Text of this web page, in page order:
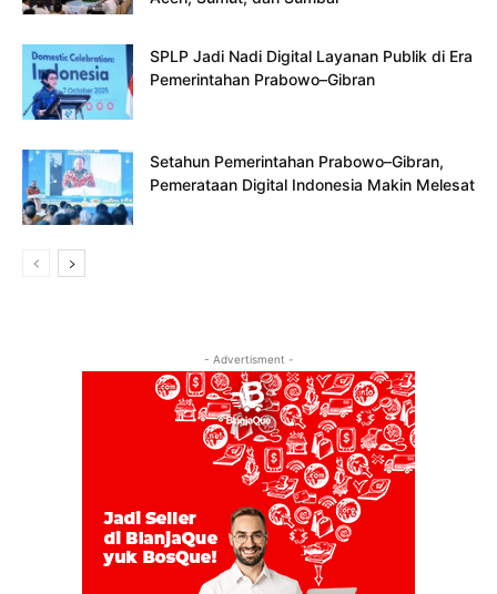
SPLP Jadi Nadi Digital Layanan Publik di Era
Pemerintahan Prabowo–Gibran
Setahun Pemerintahan Prabowo–Gibran,
Pemerataan Digital Indonesia Makin Melesat
- Advertisment -